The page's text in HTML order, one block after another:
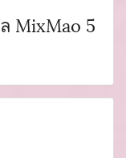
MixMao 5